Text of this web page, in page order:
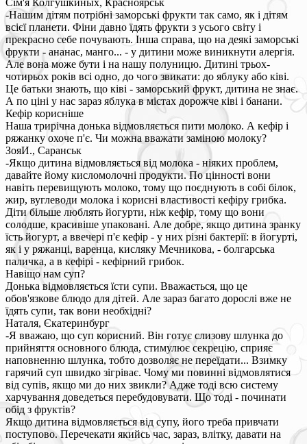
-Нашим дітям потрібні заморські фрукти так само, як і дітям
всієї планети. Фіни давно їдять фрукти з усього світу і
прекрасно себе почувають. Інша справа, що на деякі заморські
фрукти - ананас, манго... - у дитини може виникнути алергія.
Але вона може бути і на нашу полуницю. Дитині трьох-
чотирьох років всі одно, до чого звикати: до яблуку або ківі.
Це батьки знають, що ківі - заморський фрукт, дитина не знає.
А по ціні у нас зараз яблука в містах дорожче ківі і банани.
Кефір корисніше
Наша трирічна донька відмовляється пити молоко. А кефір і
ряжанку охоче п'є. Чи можна вважати заміною молоку?
ЗояИ., Саранськ
-Якщо дитина відмовляється від молока - ніяких проблем,
давайте йому кисломолочні продукти. По цінності вони
навіть перевищують молоко, тому що поєднують в собі білок,
жир, вуглеводи молока і корисні властивості кефіру грибка.
Діти більше люблять йогурти, ніж кефір, тому що вони
солодше, красивіше упаковані. Але добре, якщо дитина зранку
їсть йогурт, а ввечері п'є кефір - у них різні бактерії: в йогурті,
як і у ряжанці, варенца, кисляку Мечникова, - болгарська
паличка, а в кефірі - кефірний грибок.
Навіщо нам суп?
Донька відмовляється їсти супи. Вважається, що це
обов'язкове блюдо для дітей. Але зараз багато дорослі вже не
їдять супи, так вони необхідні?
Наталя, Єкатеринбург
-Я вважаю, що суп корисний. Він готує слизову шлунка до
прийняття основного блюда, стимулює секрецію, сприяє
наповненню шлунка, тобто дозволяє не переїдати... Взимку
гарячий суп швидко зігріває. Чому ми повинні відмовлятися
від супів, якщо ми до них звикли? Адже тоді всю систему
харчування доведеться перебудовувати. Що тоді - починати
обід з фруктів?
Якщо дитина відмовляється від супу, його треба привчати
поступово. Перечекати якийсь час, зараз, влітку, давати на